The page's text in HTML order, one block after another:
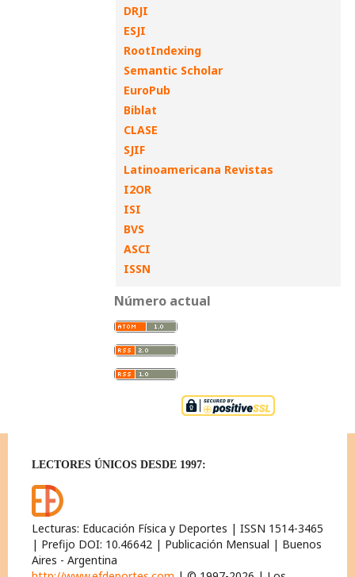
DRJI
ESJI
RootIndexing
Semantic Scholar
EuroPub
Biblat
CLASE
SJIF
Latinoamericana Revistas
I2OR
ISI
BVS
ASCI
ISSN
Número actual
LECTORES ÚNICOS DESDE 1997:
Lecturas: Educación Física y Deportes | ISSN 1514-3465
| Prefijo DOI: 10.46642 | Publicación Mensual | Buenos
Aires - Argentina